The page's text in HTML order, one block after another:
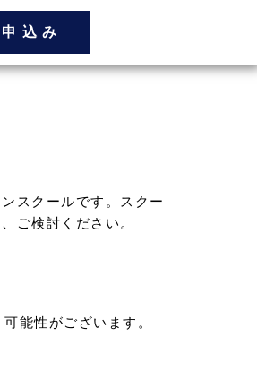
込み
スクールです。スクー
ご検討ください。
能性がございます。